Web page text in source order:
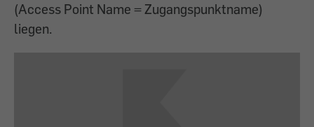
(Access Point Name = Zugangspunkt­name)
liegen.